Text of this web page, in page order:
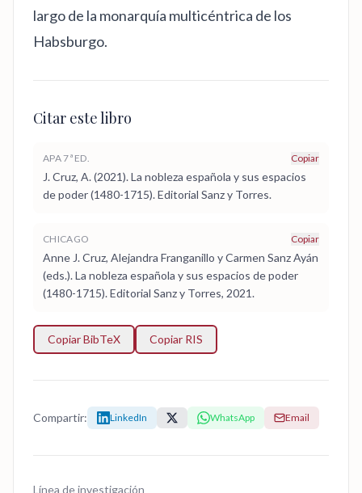
largo de la monarquía multicéntrica de los
Habsburgo.
Citar este libro
APA 7ª ED. Copiar
J. Cruz, A. (2021). La nobleza española y sus espacios
de poder (1480-1715). Editorial Sanz y Torres.
CHICAGO Copiar
Anne J. Cruz, Alejandra Franganillo y Carmen Sanz Ayán
(eds.). La nobleza española y sus espacios de poder
(1480-1715). Editorial Sanz y Torres, 2021.
Copiar BibTeX Copiar RIS
Compartir: LinkedIn WhatsApp Email
Línea de investigación